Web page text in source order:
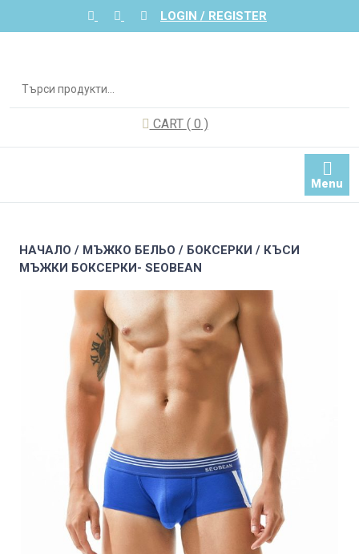
LOGIN / REGISTER
CART ( 0 )
Menu
НАЧАЛО / МЪЖКО БЕЛЬО / БОКСЕРКИ / КЪСИ
МЪЖКИ БОКСЕРКИ- SEOBEAN